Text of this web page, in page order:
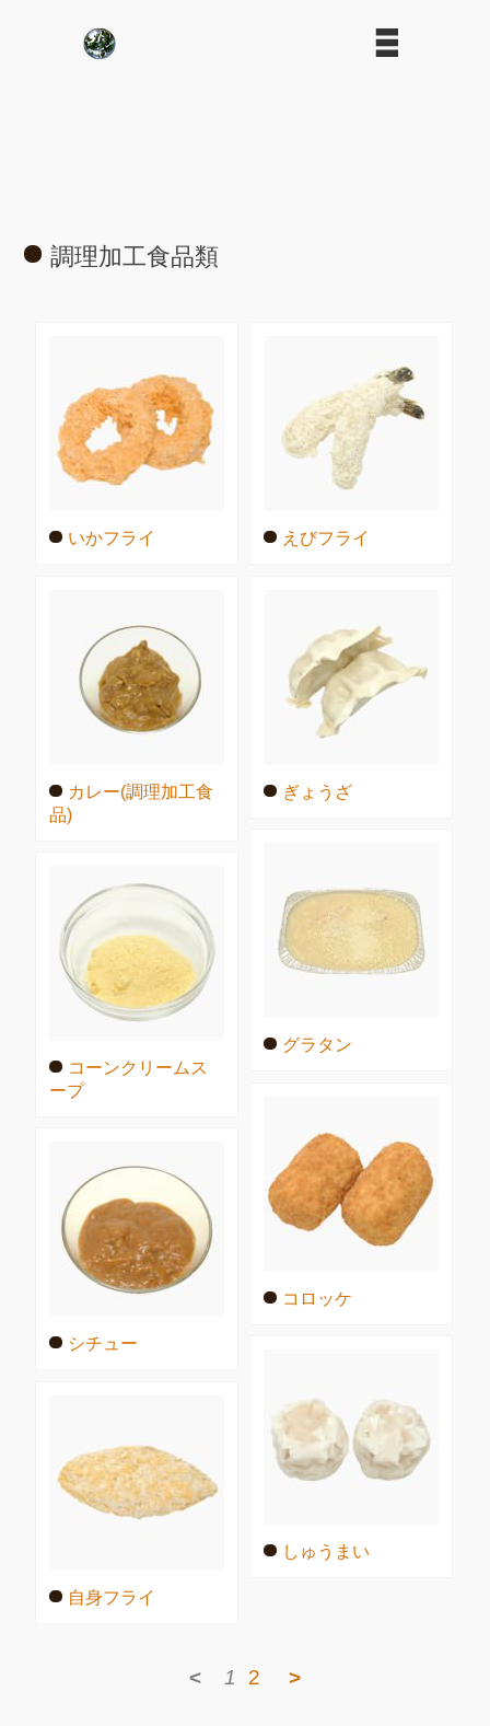
調理加工食品類
いかフライ えびフライ
カレー(調理加工食
品)
ぎょうざ
グラタン
コーンクリームス
ープ
コロッケ
シチュー
しゅうまい
自身フライ
< 1 2 >